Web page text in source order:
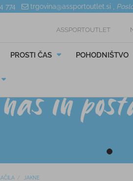
774 trgovina@assportoutlet.si
ASSPORTOUTLET
PROSTI ČAS POHODNIŠTVO
JAKNE